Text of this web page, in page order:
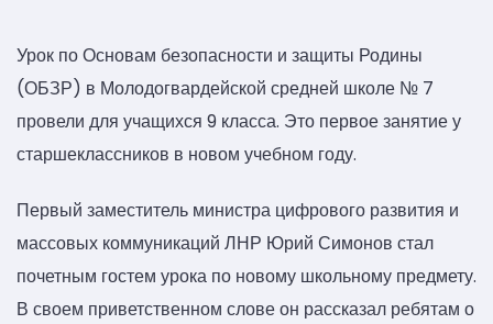
Урок по Основам безопасности и защиты Родины
(ОБЗР) в Молодогвардейской средней школе № 7
провели для учащихся 9 класса. Это первое занятие у
старшеклассников в новом учебном году.
Первый заместитель министра цифрового развития и
массовых коммуникаций ЛНР Юрий Симонов стал
почетным гостем урока по новому школьному предмету.
В своем приветственном слове он рассказал ребятам о